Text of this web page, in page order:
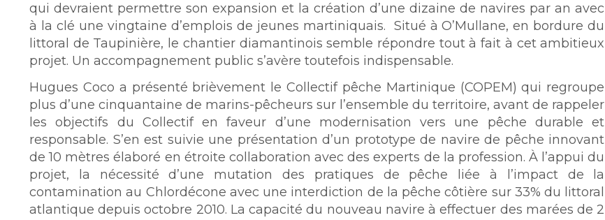
qui devraient permettre son expansion et la création d’une dizaine de navires par an avec
à la clé une vingtaine d’emplois de jeunes martiniquais. Situé à O’Mullane, en bordure du
littoral de Taupinière, le chantier diamantinois semble répondre tout à fait à cet ambitieux
projet. Un accompagnement public s’avère toutefois indispensable.
Hugues Coco a présenté brièvement le Collectif pêche Martinique (COPEM) qui regroupe
plus d’une cinquantaine de marins-pêcheurs sur l’ensemble du territoire, avant de rappeler
les objectifs du Collectif en faveur d’une modernisation vers une pêche durable et
responsable. S’en est suivie une présentation d’un prototype de navire de pêche innovant
de 10 mètres élaboré en étroite collaboration avec des experts de la profession. À l’appui du
projet, la nécessité d’une mutation des pratiques de pêche liée à l’impact de la
contamination au Chlordécone avec une interdiction de la pêche côtière sur 33% du littoral
atlantique depuis octobre 2010. La capacité du nouveau navire à effectuer des marées de 2